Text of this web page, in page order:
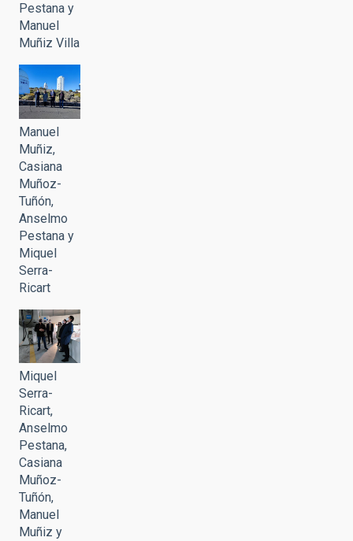
Pestana y
Manuel
Muñiz Villa
Manuel
Muñiz,
Casiana
Muñoz-
Tuñón,
Anselmo
Pestana y
Miquel
Serra-
Ricart
Miquel
Serra-
Ricart,
Anselmo
Pestana,
Casiana
Muñoz-
Tuñón,
Manuel
Muñiz y